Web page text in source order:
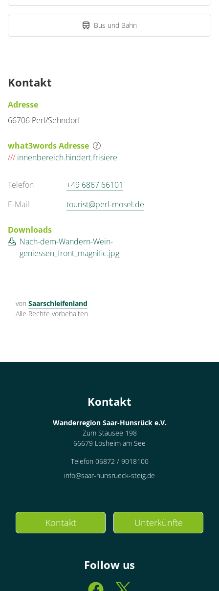
Bus und Bahn
Kontakt
Adresse
66706 Perl/Sehndorf
what3words Adresse
/// innenbereich.hindert.frisiere
Telefon
+49 6867 66101
E-Mail
tourist@perl-mosel.de
Downloads
Nach-dem-Wandern-Wein-
geniessen_front_magnific.jpg
von Saarschleifenland
Alle Rechte vorbehalten
Kontakt
Wanderregion Saar-Hunsrück e.V.
Zum Stausee 198
66679 Losheim am See
Telefon 06872 / 9018100
info@saar-hunsrueck-steig.de
Kontakt Unterkünfte
Follow us